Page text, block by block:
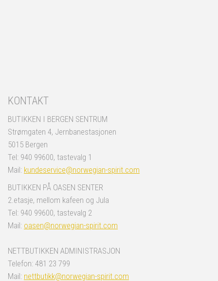
KONTAKT
BUTIKKEN I BERGEN SENTRUM
Strømgaten 4, Jernbanestasjonen
5015 Bergen
Tel: 940 99600, tastevalg 1
Mail: kundeservice@norwegian-spirit.com
BUTIKKEN PÅ OASEN SENTER
2.etasje, mellom kafeen og Jula
Tel: 940 99600, tastevalg 2
Mail: oasen@norwegian-spirit.com
NETTBUTIKKEN ADMINISTRASJON
Telefon: 481 23 799
Mail: nettbutikk@norwegian-spirit.com